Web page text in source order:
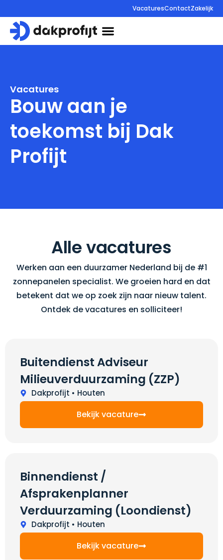
VacaturesContactZakelijk
Vacatures
Bouw aan je
toekomst bij Dak
Profijt
Alle vacatures
Werken aan een duurzamer Nederland bij de #1
zonnepanelen specialist. We groeien hard en dat
betekent dat we op zoek zijn naar nieuw talent.
Ontdek de vacatures en solliciteer!
Buitendienst Adviseur
Milieuverduurzaming (ZZP)
Dakprofijt • Houten
Bekijk vacature
Binnendienst /
Afsprakenplanner
Verduurzaming (Loondienst)
Dakprofijt • Houten
Bekijk vacature